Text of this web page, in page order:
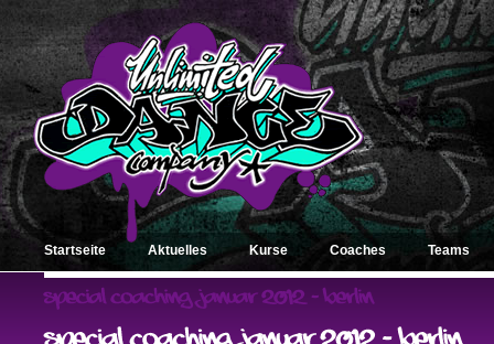
Startseite Aktuelles Kurse Coaches Teams